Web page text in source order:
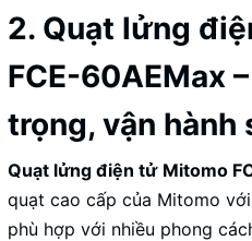
2. Quạt lửng
FCE-60AEMax
trọng, vận hành
Quạt lửng điện tử Mitomo
quạt cao cấp của Mitomo
phù hợp với nhiều phong